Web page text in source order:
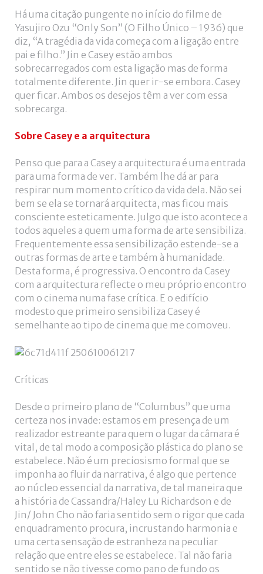
Há uma citação pungente no início do filme de
Yasujiro Ozu “Only Son” (O Filho Único – 1936) que
diz, “A tragédia da vida começa com a ligação entre
pai e filho.” Jin e Casey estão ambos
sobrecarregados com esta ligação mas de forma
totalmente diferente. Jin quer ir-se embora. Casey
quer ficar. Ambos os desejos têm a ver com essa
sobrecarga.
Sobre Casey e a arquitectura
Penso que para a Casey a arquitectura é uma entrada
para uma forma de ver. Também lhe dá ar para
respirar num momento crítico da vida dela. Não sei
bem se ela se tornará arquitecta, mas ficou mais
consciente esteticamente. Julgo que isto acontece a
todos aqueles a quem uma forma de arte sensibiliza.
Frequentemente essa sensibilização estende-se a
outras formas de arte e também à humanidade.
Desta forma, é progressiva. O encontro da Casey
com a arquitectura reflecte o meu próprio encontro
com o cinema numa fase crítica. E o edifício
modesto que primeiro sensibiliza Casey é
semelhante ao tipo de cinema que me comoveu.
Críticas
Desde o primeiro plano de “Columbus” que uma
certeza nos invade: estamos em presença de um
realizador estreante para quem o lugar da câmara é
vital, de tal modo a composição plástica do plano se
estabelece. Não é um preciosismo formal que se
imponha ao fluir da narrativa, é algo que pertence
ao núcleo essencial da narrativa, de tal maneira que
a história de Cassandra/Haley Lu Richardson e de
Jin/ John Cho não faria sentido sem o rigor que cada
enquadramento procura, incrustando harmonia e
uma certa sensação de estranheza na peculiar
relação que entre eles se estabelece. Tal não faria
sentido se não tivesse como pano de fundo os